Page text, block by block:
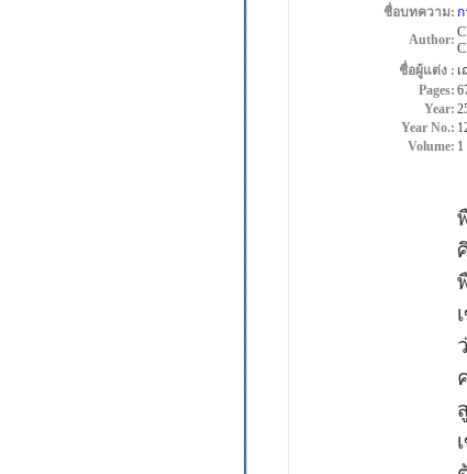
ชื่อบทความ:
Author:
ชื่อผู้แต่ง :
Pages:
Year:
Year No.:
Volume: 1